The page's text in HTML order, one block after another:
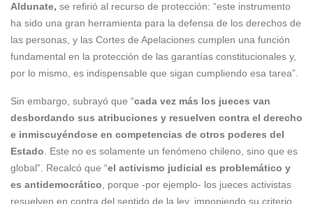
Aldunate, se refirió al recurso de protección: “este instrumento
ha sido una gran herramienta para la defensa de los derechos de
las personas, y las Cortes de Apelaciones cumplen una función
fundamental en la protección de las garantías constitucionales y,
por lo mismo, es indispensable que sigan cumpliendo esa tarea”.
Sin embargo, subrayó que “cada vez más los jueces van
desbordando sus atribuciones y resuelven contra el derecho
e inmiscuyéndose en competencias de otros poderes del
Estado. Este no es solamente un fenómeno chileno, sino que es
global”. Recalcó que “el activismo judicial es problemático y
es antidemocrático, porque -por ejemplo- los jueces activistas
resuelven en contra del sentido de la ley, imponiendo su criterio